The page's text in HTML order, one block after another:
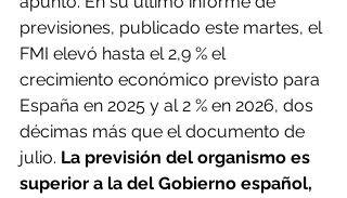
previsiones, publicado este martes, el
FMI elevó hasta el 2,9 % el
crecimiento económico previsto para
España en 2025 y al 2 % en 2026, dos
décimas más que el documento de
julio. La previsión del organismo es
superior a la del Gobierno español,